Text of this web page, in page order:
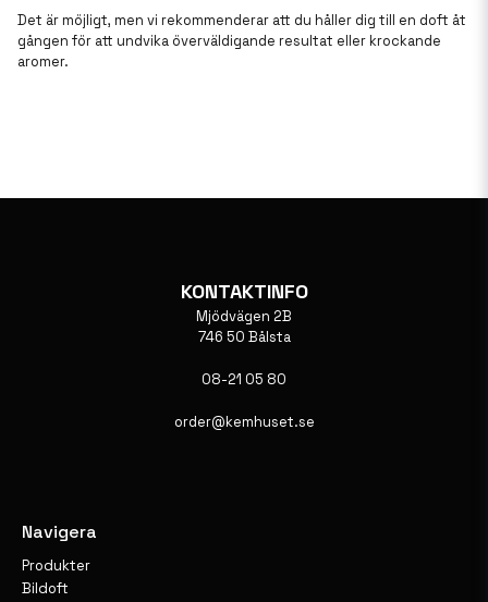
Det är möjligt, men vi rekommenderar att du håller dig till en doft åt
gången för att undvika överväldigande resultat eller krockande
aromer.
Navigera
Produkter
Bildoft
KONTAKTINFO
Mjödvägen 2B
746 50 Bålsta
08-21 05 80
order@kemhuset.se